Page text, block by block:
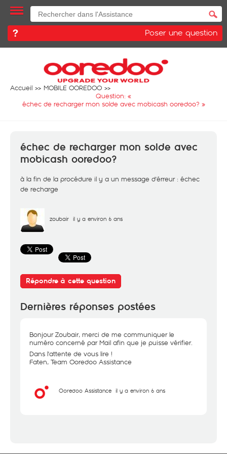
Poser une question
Accueil
MOBILE OOREDOO
Question: «
échec de recharger mon solde avec mobicash ooredoo? »
échec de recharger mon solde avec
mobicash ooredoo?
à la fin de la procédure il y a un message d'érreur : échec
de recharge
zoubair il y a environ 6 ans
Répondre à cette question
Dernières réponses postées
Bonjour Zoubair, merci de me communiquer le
numéro concerné par Mail afin que je puisse vérifier.
Dans l'attente de vous lire !
Faten, Team Ooredoo Assistance
Ooredoo Assistance il y a environ 6 ans